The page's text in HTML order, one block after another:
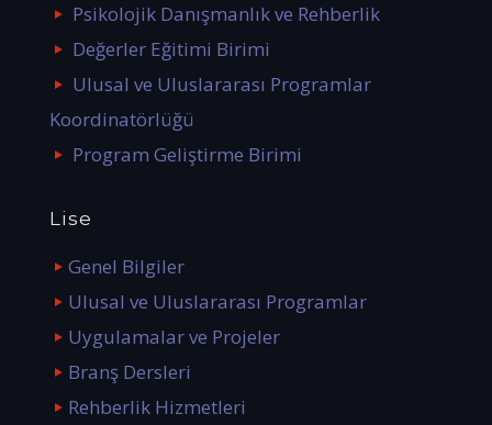
Psikolojik Danışmanlık ve Rehberlik
Değerler Eğitimi Birimi
Ulusal ve Uluslararası Programlar
Koordinatörlüğü
Program Geliştirme Birimi
Lise
Genel Bilgiler
Ulusal ve Uluslararası Programlar
Uygulamalar ve Projeler
Branş Dersleri
Rehberlik Hizmetleri